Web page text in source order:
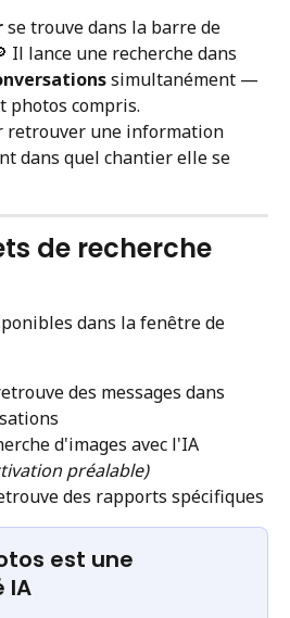
se trouve dans la barre de
Il lance une recherche dans
simultanément —
photos compris.
retrouver une information
dans quel chantier elle se
de recherche
dans la fenêtre de
des messages dans
d'images avec l'IA
préalable)
des rapports spécifiques
est une
IA